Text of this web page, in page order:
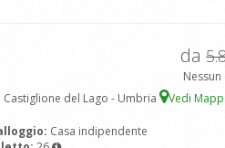
da
Castiglione del Lago - Umbria Vedi
Casa indipendente